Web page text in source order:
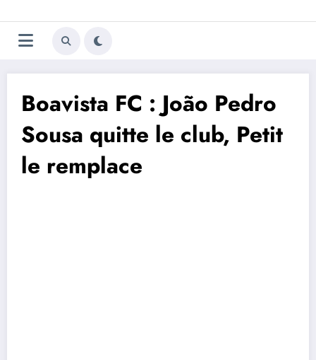
au
contenu
Trivela
L'actualité du football
Boavista FC : João Pedro
Sousa quitte le club, Petit
le remplace